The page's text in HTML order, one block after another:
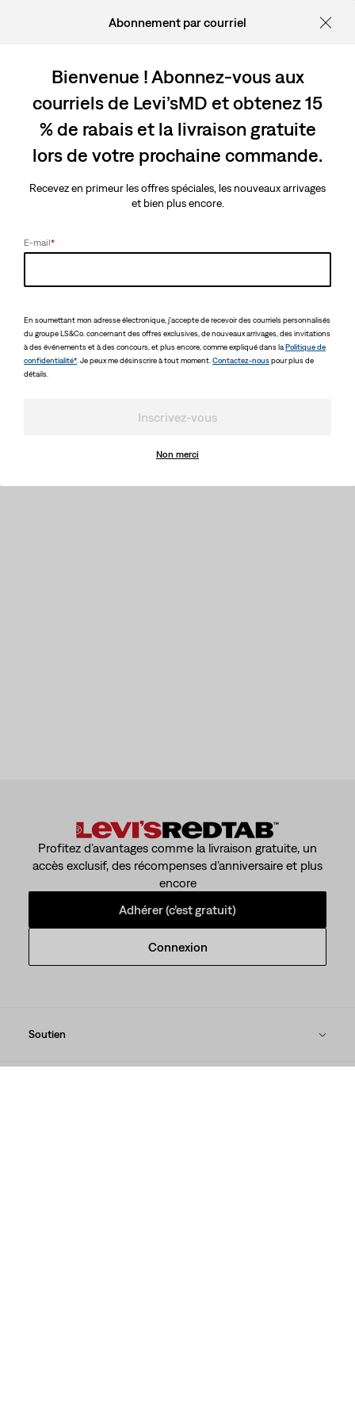
Désolé, La Page Que Vous
Recherchez Est Introuvable.
Nous sommes désolés pour les désagréments.
Veuillez réessayer ultérieurement.
Abonnement par courriel
Bienvenue ! Abonnez-vous aux
courriels de Levi’sMD et obtenez 15
% de rabais et la livraison gratuite
lors de votre prochaine commande.
Recevez en primeur les offres spéciales, les nouveaux arrivages
et bien plus encore.
E-mail*
En soumettant mon adresse électronique, j'accepte de recevoir des courriels personnalisés
du groupe LS&Co. concernant des offres exclusives, de nouveaux arrivages, des invitations
à des événements et à des concours, et plus encore, comme expliqué dans laPolitique de
confidentialité*. Je peux me désinscrire à tout moment.Contactez-nouspour plus de
détails.
Inscrivez-vous
Non merci
Profitez d’avantages comme la livraison gratuite, un
accès exclusif, des récompenses d’anniversaire et plus
encore
Adhérer (c’est gratuit)
Connexion
Soutien